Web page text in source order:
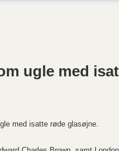
ugle med
med isatte røde glasøjne.